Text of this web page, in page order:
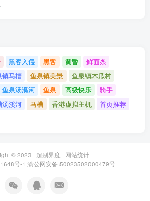
黑客入侵 黑客 黄昏
鲜面条
镇马槽 鱼泉镇美景
鱼泉镇木瓜村
鱼泉汤溪河 鱼泉 高级快乐
骑手
汤溪河 马槽 香港虚拟主机
首页推荐
© 2023 · 超别界度· 网站统计
号-1 渝公网安备 50023502000479号